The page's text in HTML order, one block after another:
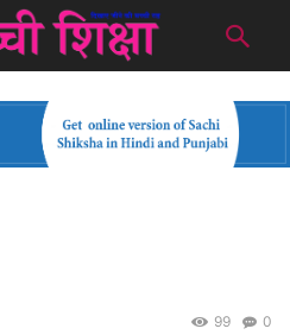
0
99